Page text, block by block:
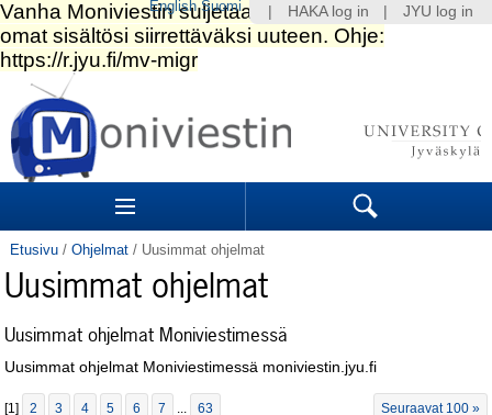
Siirry
sisältöön.
|
Siirry
navigointiin
Sections Search
Etusivu / Ohjelmat / Uusimmat ohjelmat
Uusimmat ohjelmat
Uusimmat ohjelmat Moniviestimessä
Uusimmat ohjelmat Moniviestimessä moniviestin.jyu.fi
Seuraavat 100 »
1 2 3 4 5 6 7 63
HAKA log in JYU log in
English Suomi